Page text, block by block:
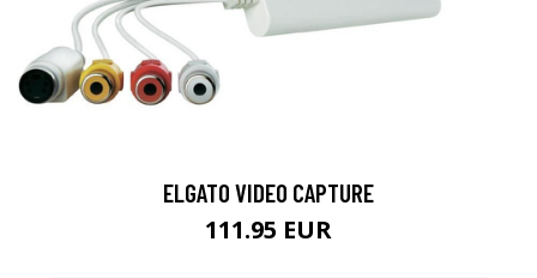
ELGATO VIDEO CAPTURE
111.95 EUR